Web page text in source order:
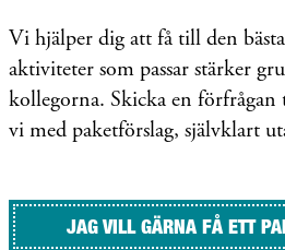
Vi hjälper dig att få till den
aktiviteter som passar stärker
kollegorna. Skicka en förfrågan
vi med paketförslag, självklart
JAG VILL GÄRNA FÅ ETT